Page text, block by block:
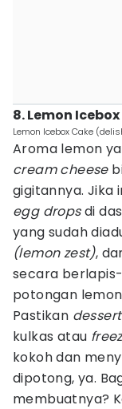
8. Lemon
Lemon Icebox Cake
Aroma lemon
cream cheese
gigitannya. Jika
egg dropsdi
yang sudah
(lemon zest),
secara
potongan
Pastikan dessert
kulkas atau
kokoh dan
dipotong, ya.
membuatnya?